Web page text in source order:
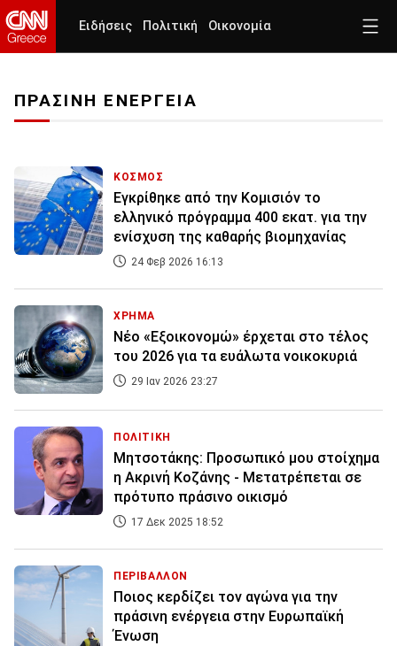
Ειδήσεις Πολιτική Οικονομία
ΠΡΑΣΙΝΗ ΕΝΕΡΓΕΙΑ
ΚΟΣΜΟΣ
Εγκρίθηκε από την Κομισιόν το
ελληνικό πρόγραμμα 400 εκατ. για την
ενίσχυση της καθαρής βιομηχανίας
24 Φεβ 2026 16:13
ΧΡΗΜΑ
Νέο «Εξοικονομώ» έρχεται στο τέλος
του 2026 για τα ευάλωτα νοικοκυριά
29 Ιαν 2026 23:27
ΠΟΛΙΤΙΚΗ
Μητσοτάκης: Προσωπικό μου στοίχημα
η Ακρινή Κοζάνης - Μετατρέπεται σε
πρότυπο πράσινο οικισμό
17 Δεκ 2025 18:52
ΠΕΡΙΒΑΛΛΟΝ
Ποιος κερδίζει τον αγώνα για την
πράσινη ενέργεια στην Ευρωπαϊκή
Ένωση